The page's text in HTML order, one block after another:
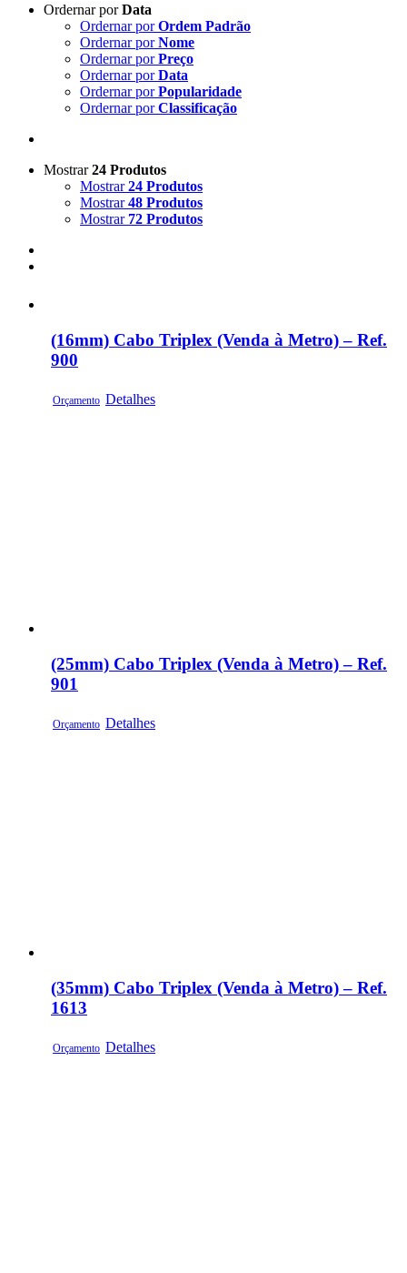
Ordernar porData
Ordernar porOrdem Padrão
Ordernar porNome
Ordernar porPreço
Ordernar porData
Ordernar porPopularidade
Ordernar porClassificação
Mostrar24 Produtos
Mostrar24 Produtos
Mostrar48 Produtos
Mostrar 72 Produtos
(16mm) Cabo Triplex (Venda à Metro) – Ref.
900
Orçamento Detalhes
(25mm) Cabo Triplex (Venda à Metro) – Ref.
901
Orçamento Detalhes
(35mm) Cabo Triplex (Venda à Metro) – Ref.
1613
Orçamento Detalhes